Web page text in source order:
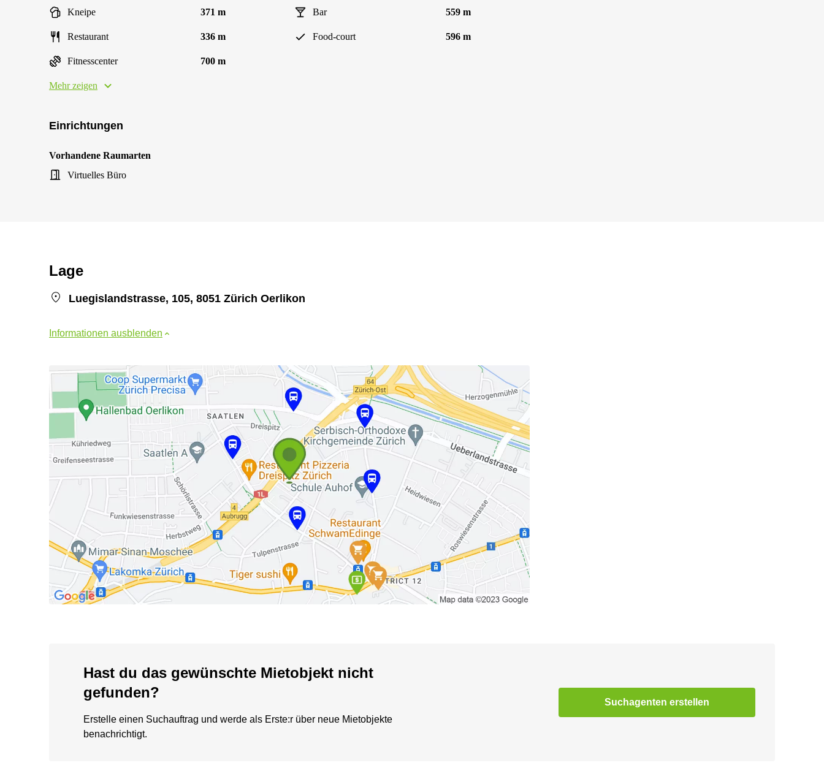
Kneipe 371 m Bar 559 m
Restaurant 336 m Food-court 596 m
Fitnesscenter 700 m
Mehr zeigen
Einrichtungen
Vorhandene Raumarten
Virtuelles Büro
Lage
Luegislandstrasse, 105, 8051 Zürich Oerlikon
Informationen ausblenden
Hast du das gewünschte Mietobjekt nicht
gefunden?
Erstelle einen Suchauftrag und werde als Erste:r über neue Mietobjekte
benachrichtigt.
Suchagenten erstellen